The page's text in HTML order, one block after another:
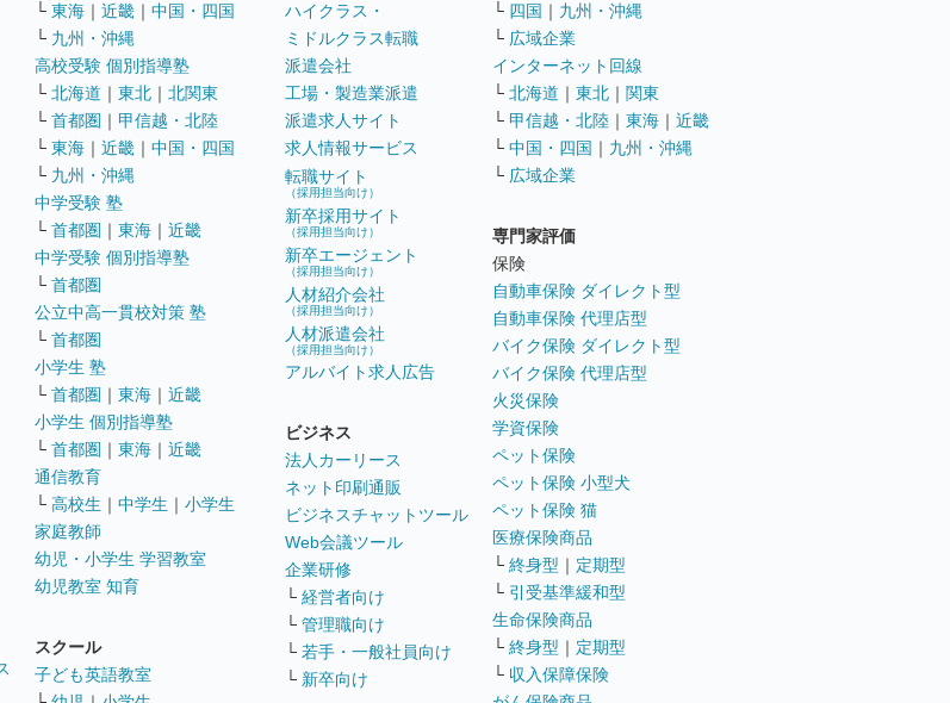
└ 東海 ｜ 近畿 ｜ 中国・四国
└ 九州・沖縄
高校受験 個別指導塾
└ 北海道 ｜ 東北 ｜ 北関東
└ 首都圏 ｜ 甲信越・北陸
└ 東海 ｜ 近畿 ｜ 中国・四国
└ 九州・沖縄
中学受験 塾
└ 首都圏 ｜ 東海 ｜ 近畿
中学受験 個別指導塾
└ 首都圏
公立中高一貫校対策 塾
└ 首都圏
小学生 塾
└ 首都圏 ｜ 東海 ｜ 近畿
小学生 個別指導塾
└ 首都圏 ｜ 東海 ｜ 近畿
通信教育
└ 高校生 ｜ 中学生 ｜ 小学生
家庭教師
幼児・小学生 学習教室
幼児教室 知育
スクール
子ども英語教室
ハイクラス・
ミドルクラス転職
派遣会社
工場・製造業派遣
派遣求人サイト
求人情報サービス
転職サイト
（採用担当向け）
新卒採用サイト
（採用担当向け）
新卒エージェント
（採用担当向け）
人材紹介会社
（採用担当向け）
人材派遣会社
（採用担当向け）
アルバイト求人広告
ビジネス
法人カーリース
ネット印刷通販
ビジネスチャットツール
Web会議ツール
企業研修
└ 経営者向け
└ 管理職向け
└ 若手・一般社員向け
└ 新卒向け
└ 四国 ｜ 九州・沖縄
└ 広域企業
インターネット回線
└ 北海道 ｜ 東北 ｜ 関東
└ 甲信越・北陸 ｜ 東海 ｜ 近畿
└ 中国・四国 ｜ 九州・沖縄
└ 広域企業
専門家評価
保険
自動車保険 ダイレクト型
自動車保険 代理店型
バイク保険 ダイレクト型
バイク保険 代理店型
火災保険
学資保険
ペット保険
ペット保険 小型犬
ペット保険 猫
医療保険商品
└ 終身型 ｜ 定期型
└ 引受基準緩和型
生命保険商品
└ 終身型 ｜ 定期型
└ 収入保障保険